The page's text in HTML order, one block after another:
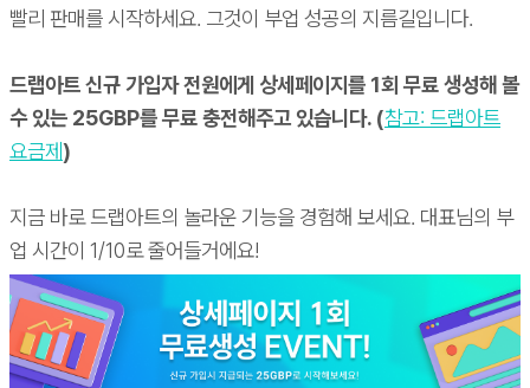
빨리 판매를 시작하세요. 그것이 부업 성공의 지름길입니다.
드랩아트 신규 가입자 전원에게 상세페이지를 1회 무료 생성해 볼
수 있는 25GBP를 무료 충전해주고 있습니다. (참고: 드랩아트
요금제)
지금 바로 드랩아트의 놀라운 기능을 경험해 보세요. 대표님의 부
업 시간이 1/10로 줄어들거에요!